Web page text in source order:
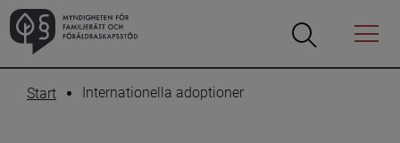
Öppna
Öppna
Menyn
Start Internationella adoptioner